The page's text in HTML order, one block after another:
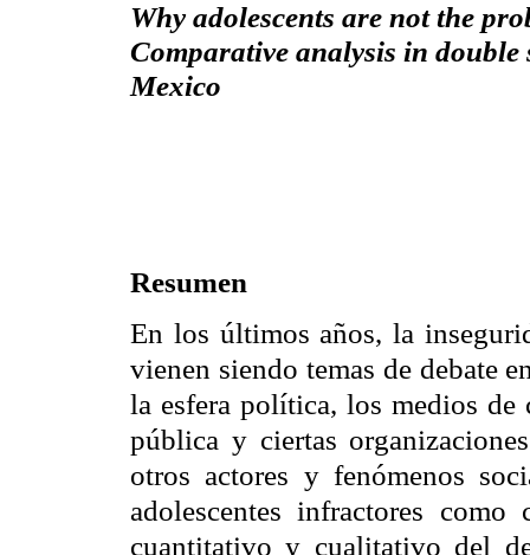
Why adolescents are not the
Comparative analysis in
Mexico
Resumen
En los últimos años, la
vienen siendo temas de debate
la esfera política, los medios
pública y ciertas
otros actores y fenómenos
adolescentes infractores
cuantitativo y cualitativo del